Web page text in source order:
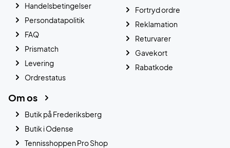
Handelsbetingelser
Persondatapolitik
FAQ
Prismatch
Levering
Ordrestatus
Fortryd ordre
Reklamation
Returvarer
Gavekort
Rabatkode
Om os
Butik på Frederiksberg
Butik i Odense
Tennisshoppen Pro Shop